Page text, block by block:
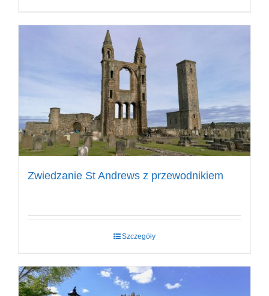
Zwiedzanie St Andrews z przewodnikiem
Szczegóły